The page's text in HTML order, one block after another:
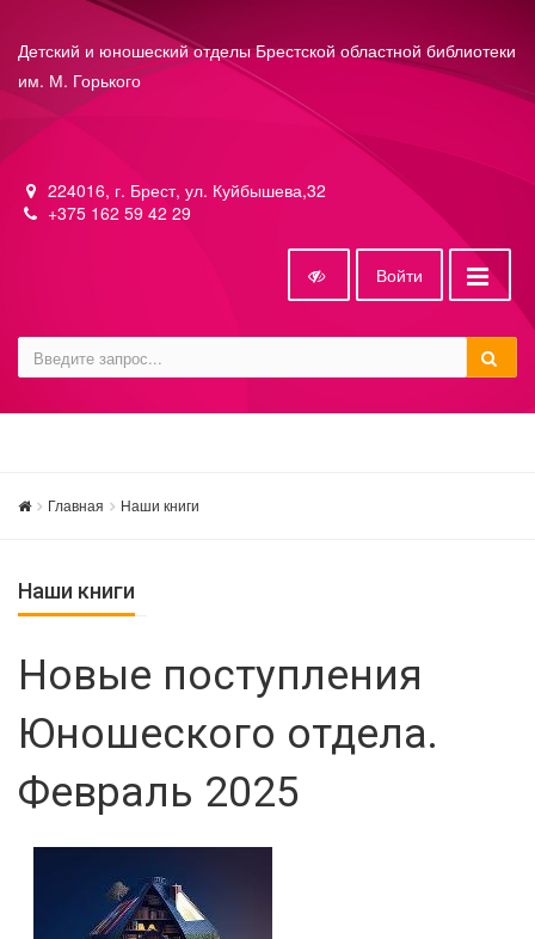
Детский и юношеский отделы Брестской областной библиотеки
им. М. Горького
224016, г. Брест, ул. Куйбышева,32
+375 162 59 42 29
Войти
Главная Наши книги
Наши книги
Новые поступления
Юношеского отдела.
Февраль 2025